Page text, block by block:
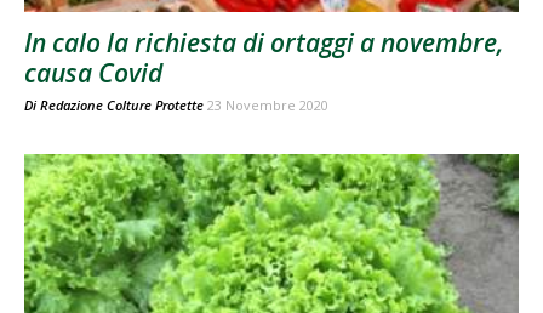
In calo la richiesta di ortaggi a novembre,
causa Covid
Di Redazione Colture Protette 23 Novembre 2020